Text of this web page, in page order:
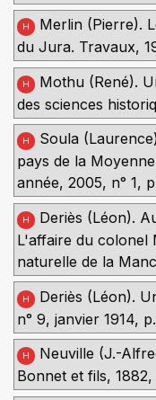
H
Merlin (Pierre).
du Jura. Travaux,
H
Mothu (René).
des sciences
H
Soula
pays de la
année, 2005, n° 1,
H
Deriès (Léon).
L'affaire du colonel
naturelle de la
H
Deriès (Léon).
n° 9, janvier 1914,
H
Neuville (J.-
Bonnet et fils,